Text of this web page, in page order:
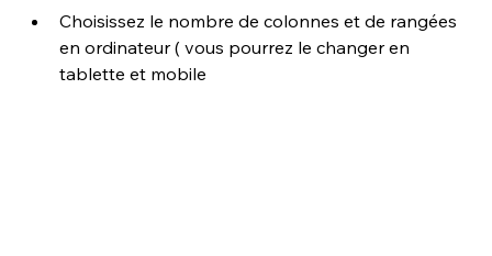
Choisissez le nombre de colonnes et de rangées
en ordinateur ( vous pourrez le changer en
tablette et mobile